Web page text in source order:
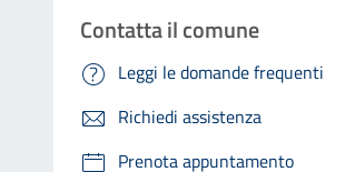
Contatta il comune
Leggi le domande frequenti
Richiedi assistenza
Prenota appuntamento